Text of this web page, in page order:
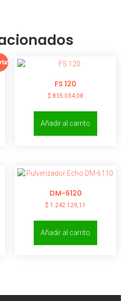
FS 120
$ 835.034,08
Añadir al carrito
DM-6120
$ 1.242.129,11
Añadir al carrito